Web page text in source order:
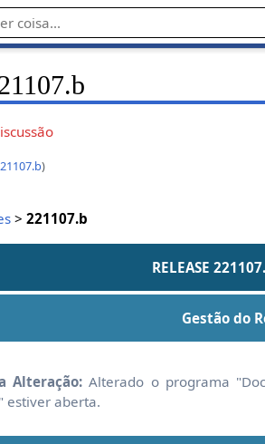
)
>221107.b
RELEASE
Gestão do
Alteração: Alterado o programa
estiver aberta.